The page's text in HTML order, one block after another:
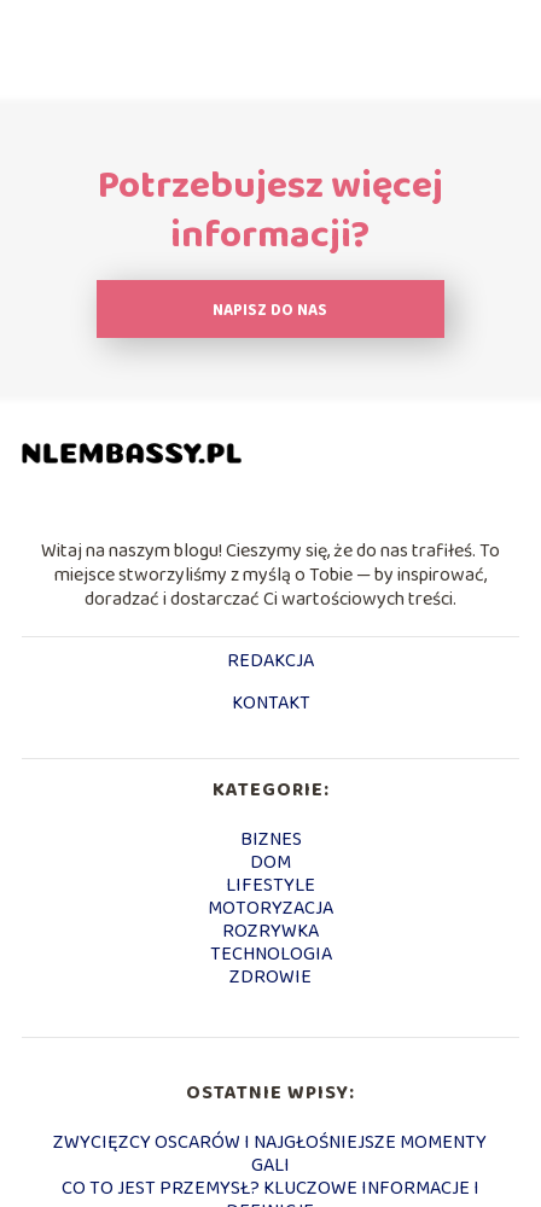
Potrzebujesz więcej
informacji?
NAPISZ DO NAS
Witaj na naszym blogu! Cieszymy się, że do nas trafiłeś. To
miejsce stworzyliśmy z myślą o Tobie — by inspirować,
doradzać i dostarczać Ci wartościowych treści.
REDAKCJA
KONTAKT
KATEGORIE:
BIZNES
DOM
LIFESTYLE
MOTORYZACJA
ROZRYWKA
TECHNOLOGIA
ZDROWIE
OSTATNIE WPISY:
ZWYCIĘZCY OSCARÓW I NAJGŁOŚNIEJSZE MOMENTY
GALI
CO TO JEST PRZEMYSŁ? KLUCZOWE INFORMACJE I